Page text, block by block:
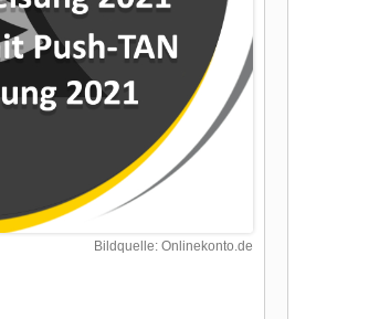
Bildquelle: Onlinekonto.de